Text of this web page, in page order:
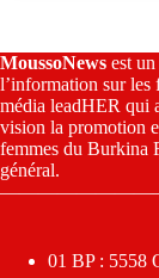
MoussoNews est
l’information sur les
média leadHER qui
vision la promotion
femmes du Burkina
général.
01 BP : 5558